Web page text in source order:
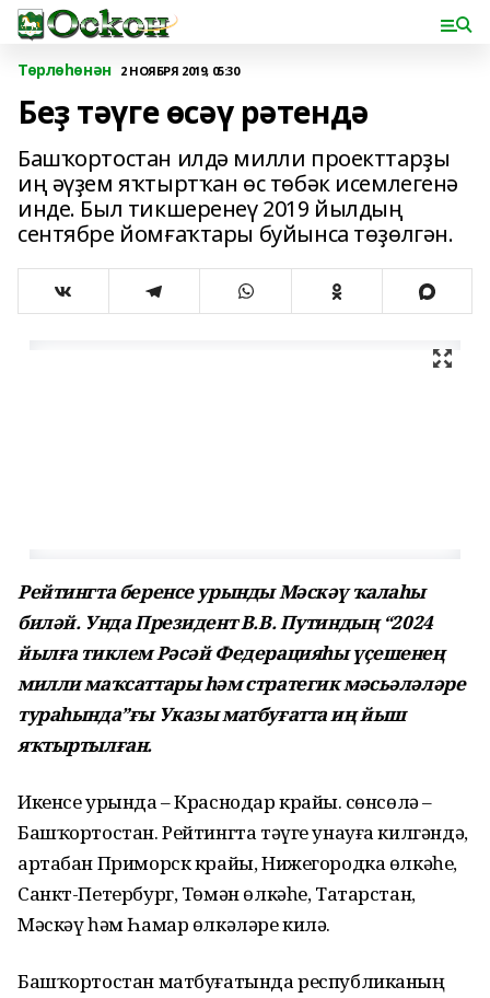
Төрлөһөнән 2 НОЯБРЯ 2019, 05:30
Беҙ тәүге өсәү рәтендә
Башҡортостан илдә милли проекттарҙы
иң әүҙем яҡтыртҡан өс төбәк исемлегенә
инде. Был тикшеренеү 2019 йылдың
сентябре йомғаҡтары буйынса төҙөлгән.
Рейтингта беренсе урынды Мәскәү ҡалаһы
биләй. Унда Президент В.В. Путиндың “2024
йылға тиклем Рәсәй Федерацияһы үҫешенең
милли маҡсаттары һәм стратегик мәсьәләләре
тураһында”ғы Указы матбуғатта иң йыш
яҡтыртылған.
Икенсе урында – Краснодар крайы. Өсөнсөлә –
Башҡортостан. Рейтингта тәүге унауға килгәндә,
артабан Приморск крайы, Нижегородка өлкәһе,
Санкт-Петербург, Төмән өлкәһе, Татарстан,
Мәскәү һәм Һамар өлкәләре килә.
Башҡортостан матбуғатында республиканың